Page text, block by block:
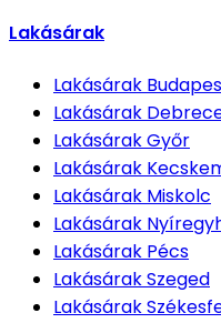
Lakásárak
Lakásárak
Lakásárak
LakásárakGyőr
Lakásárak
Lakásárak Miskolc
Lakásárak
Lakásárak Pécs
LakásárakSzeged
Lakásárak